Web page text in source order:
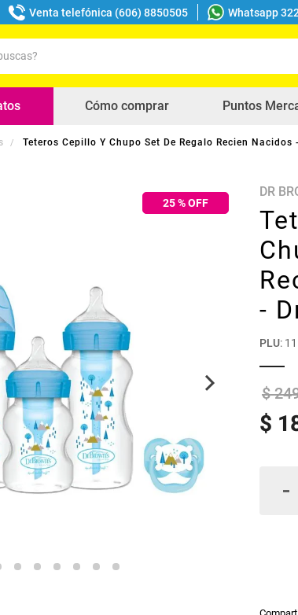
Venta telefónica (606) 8850505 Whatsapp
Cómo comprar Puntos
Teteros Cepillo Y Chupo Set De Regalo Recien Nacidos
25% OFF
DR
-
PLU:
$
$
buscados